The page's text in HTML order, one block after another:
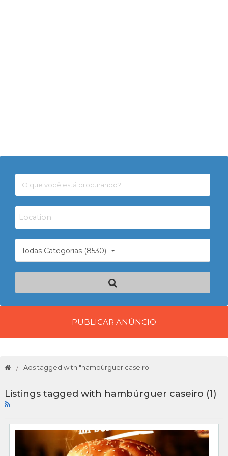
Todas Categorias (8530)
PUBLICAR ANÚNCIO
Ads tagged with "hambúrguer caseiro"
Listings tagged with hambúrguer caseiro (1)